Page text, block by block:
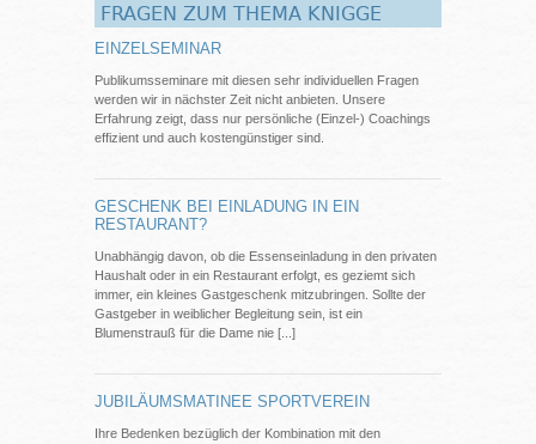
FRAGEN ZUM THEMA KNIGGE
EINZELSEMINAR
Publikumsseminare mit diesen sehr individuellen Fragen
werden wir in nächster Zeit nicht anbieten. Unsere
Erfahrung zeigt, dass nur persönliche (Einzel-) Coachings
effizient und auch kostengünstiger sind.
GESCHENK BEI EINLADUNG IN EIN
RESTAURANT?
Unabhängig davon, ob die Essenseinladung in den privaten
Haushalt oder in ein Restaurant erfolgt, es geziemt sich
immer, ein kleines Gastgeschenk mitzubringen. Sollte der
Gastgeber in weiblicher Begleitung sein, ist ein
Blumenstrauß für die Dame nie [...]
JUBILÄUMSMATINEE SPORTVEREIN
Ihre Bedenken bezüglich der Kombination mit den